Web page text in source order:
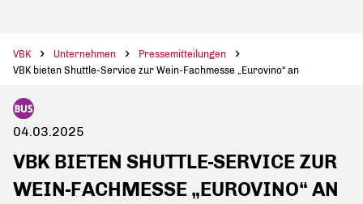
VBK Unternehmen
Pressemitteilungen
VBK bieten Shuttle-Service zur Wein-Fachmesse „Eurovino“ an
04.03.2025
VBK BIETEN SHUTTLE-SERVICE ZUR
WEIN-FACHMESSE „EUROVINO“ AN